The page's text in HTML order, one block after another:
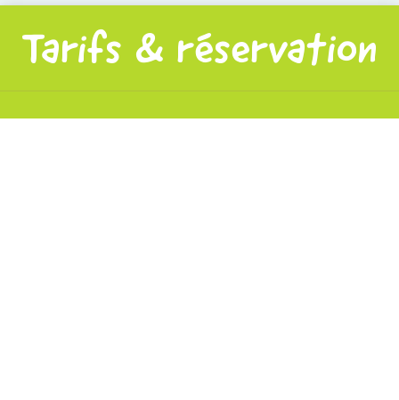
Tarifs & réservation